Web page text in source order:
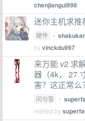
chenjiangui998
迷你主机求推
硬件 •
byvinckdu997
来万能 v2 求
器（4k， 27
害？这正常么
问与答 •
replied by